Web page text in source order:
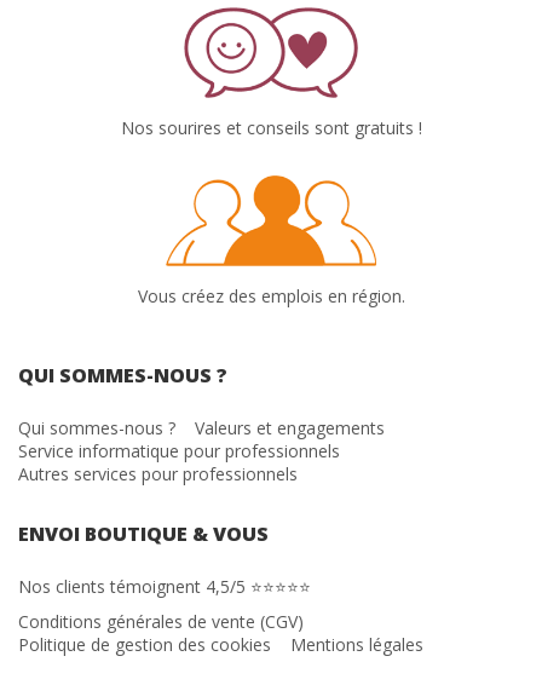
Nos sourires et conseils sont gratuits !
Vous créez des emplois en région.
QUI SOMMES-NOUS ?
Qui sommes-nous ?
Valeurs et engagements
Service informatique pour professionnels
Autres services pour professionnels
ENVOI BOUTIQUE & VOUS
Nos clients témoignent 4,5/5 ⭐⭐⭐⭐⭐
Conditions générales de vente (CGV)
Politique de gestion des cookies
Mentions légales